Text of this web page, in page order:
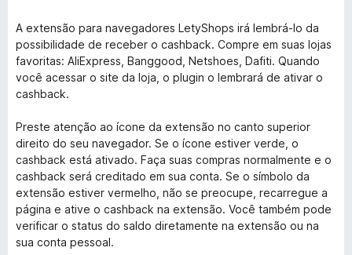
A extensão para navegadores LetyShops irá lembrá-lo da
possibilidade de receber o cashback. Compre em suas lojas
favoritas: AliExpress, Banggood, Netshoes, Dafiti. Quando
você acessar o site da loja, o plugin o lembrará de ativar o
cashback.
Preste atenção ao ícone da extensão no canto superior
direito do seu navegador. Se o ícone estiver verde, o
cashback está ativado. Faça suas compras normalmente e o
cashback será creditado em sua conta. Se o símbolo da
extensão estiver vermelho, não se preocupe, recarregue a
página e ative o cashback na extensão. Você também pode
verificar o status do saldo diretamente na extensão ou na
sua conta pessoal.